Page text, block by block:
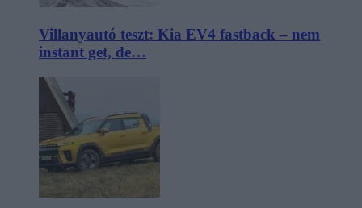
Villanyautó teszt: Kia EV4 fastback – nem
instant get, de…